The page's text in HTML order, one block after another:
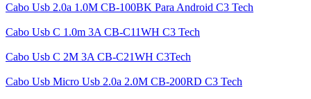
Cabo Usb 2.0a 1.0M CB-100BK Para Android C3 Tech
Cabo Usb C 1.0m 3A CB-C11WH C3 Tech
Cabo Usb C 2M 3A CB-C21WH C3Tech
Cabo Usb Micro Usb 2.0a 2.0M CB-200RD C3 Tech